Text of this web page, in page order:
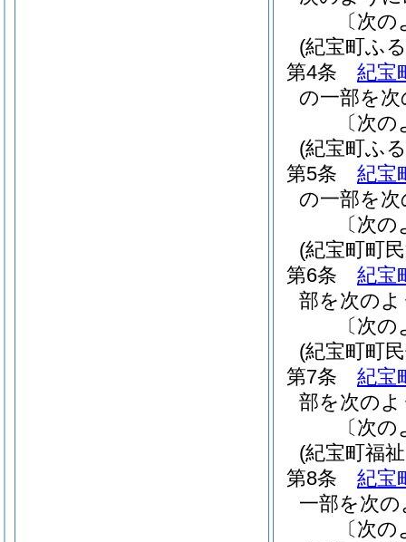
〔次
(紀宝町ふ
第4条
紀宝
の一部を
〔次
(紀宝町ふ
第5条
紀宝
の一部を
〔次
(紀宝町町
第6条
紀宝
部を次の
〔次
(紀宝町町
第7条
紀宝
部を次の
〔次
(紀宝町福
第8条
紀宝
一部を次
〔次